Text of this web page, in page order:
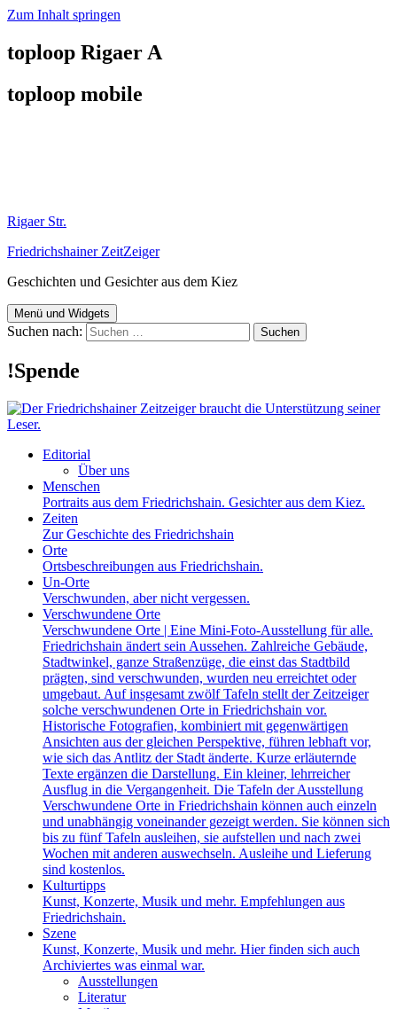
Zum Inhalt springen
toploop Rigaer A
toploop mobile
Rigaer Str.
Friedrichshainer ZeitZeiger
Geschichten und Gesichter aus dem Kiez
Menü und Widgets
Suchen nach:
!Spende
Editorial
Über uns
Menschen
Portraits aus dem Friedrichshain. Gesichter aus dem Kiez.
Zeiten
Zur Geschichte des Friedrichshain
Orte
Ortsbeschreibungen aus Friedrichshain.
Un-Orte
Verschwunden, aber nicht vergessen.
Verschwundene Orte
Verschwundene Orte | Eine Mini-Foto-Ausstellung für alle.
Friedrichshain ändert sein Aussehen. Zahlreiche Gebäude,
Stadtwinkel, ganze Straßenzüge, die einst das Stadtbild
prägten, sind verschwunden, wurden neu erreichtet oder
umgebaut. Auf insgesamt zwölf Tafeln stellt der Zeitzeiger
solche verschwundenen Orte in Friedrichshain vor.
Historische Fotografien, kombiniert mit gegenwärtigen
Ansichten aus der gleichen Perspektive, führen lebhaft vor,
wie sich das Antlitz der Stadt änderte. Kurze erläuternde
Texte ergänzen die Darstellung. Ein kleiner, lehrreicher
Ausflug in die Vergangenheit. Die Tafeln der Ausstellung
Verschwundene Orte in Friedrichshain können auch einzeln
und unabhängig voneinander gezeigt werden. Sie können sich
bis zu fünf Tafeln ausleihen, sie aufstellen und nach zwei
Wochen mit anderen auswechseln. Ausleihe und Lieferung
sind kostenlos.
Kulturtipps
Kunst, Konzerte, Musik und mehr. Empfehlungen aus
Friedrichshain.
Szene
Kunst, Konzerte, Musik und mehr. Hier finden sich auch
Archiviertes was einmal war.
Ausstellungen
Literatur